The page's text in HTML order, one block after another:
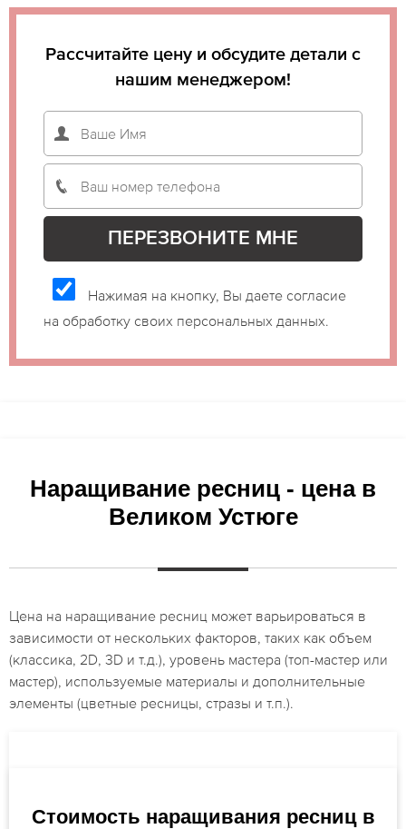
Рассчитайте цену и обсудите детали с
нашим менеджером!
Нажимая на кнопку, Вы даете согласие
на обработку своих персональных данных.
Наращивание ресниц - цена в
Великом Устюге
Цена на наращивание ресниц может варьироваться в
зависимости от нескольких факторов, таких как объем
(классика, 2D, 3D и т.д.), уровень мастера (топ-мастер или
мастер), используемые материалы и дополнительные
элементы (цветные ресницы, стразы и т.п.).
Стоимость наращивания ресниц в